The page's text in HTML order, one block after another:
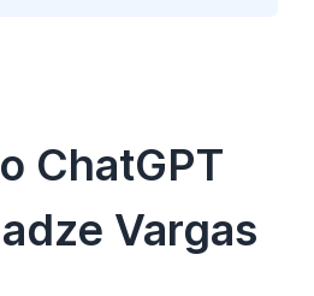
ChatGPT
Vargas